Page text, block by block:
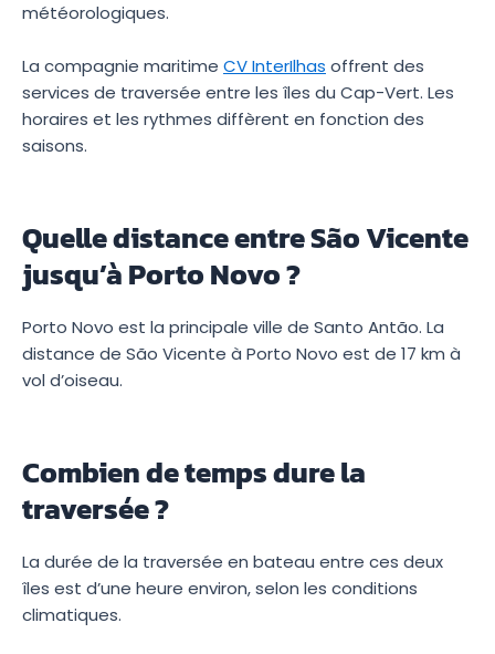
météorologiques.
La compagnie maritime CV InterIlhas offrent des
services de traversée entre les îles du Cap-Vert. Les
horaires et les rythmes diffèrent en fonction des
saisons.
Quelle distance entre São Vicente
jusqu’à Porto Novo ?
Porto Novo est la principale ville de Santo Antão. La
distance de São Vicente à Porto Novo est de 17 km à
vol d’oiseau.
Combien de temps dure la
traversée ?
La durée de la traversée en bateau entre ces deux
îles est d’une heure environ, selon les conditions
climatiques.